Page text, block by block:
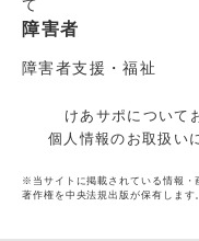
て
障害者
障害者支援・福祉
けあサポについて
個人情報のお取扱い
※当サイトに掲載されている情報・
著作権を中央法規出版が保有します